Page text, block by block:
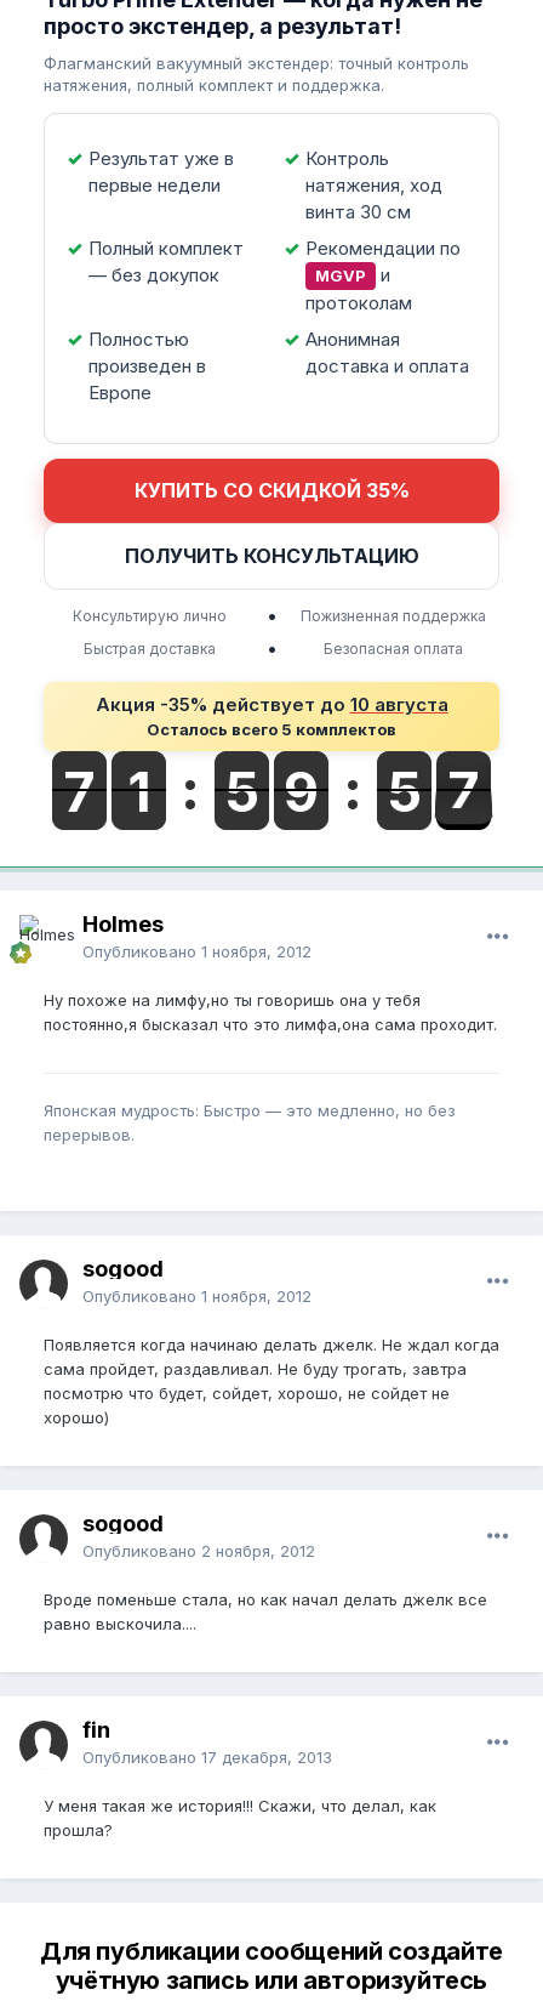
просто экстендер, а результат!
Флагманский вакуумный экстендер: точный контроль
натяжения, полный комплект и поддержка.
Результат уже в
первые недели
Контроль
натяжения, ход
винта 30 см
Полный комплект
— без докупок
Рекомендации по
MGVP
и
протоколам
Полностью
произведен в
Европе
Анонимная
доставка и оплата
КУПИТЬ СО СКИДКОЙ 35%
ПОЛУЧИТЬ КОНСУЛЬТАЦИЮ
Консультирую лично •
Пожизненная поддержка
Быстрая доставка
• Безопасная оплата
Акция -35% действует до 10 августа
Осталось всего 5 комплектов
Holmes
Опубликовано 1 ноября, 2012
Ну похоже на лимфу,но ты говоришь она у тебя
постоянно,я бысказал что это лимфа,она сама проходит.
Японская мудрость: Быстро — это медленно, но без
перерывов.
sogood
Опубликовано 1 ноября, 2012
Появляется когда начинаю делать джелк. Не ждал когда
сама пройдет, раздавливал. Не буду трогать, завтра
посмотрю что будет, сойдет, хорошо, не сойдет не
хорошо)
sogood
Опубликовано 2 ноября, 2012
Вроде поменьше стала, но как начал делать джелк все
равно выскочила....
fin
Опубликовано 17 декабря, 2013
У меня такая же история!!! Скажи, что делал, как
прошла?
Для публикации сообщений создайте
учётную запись или авторизуйтесь